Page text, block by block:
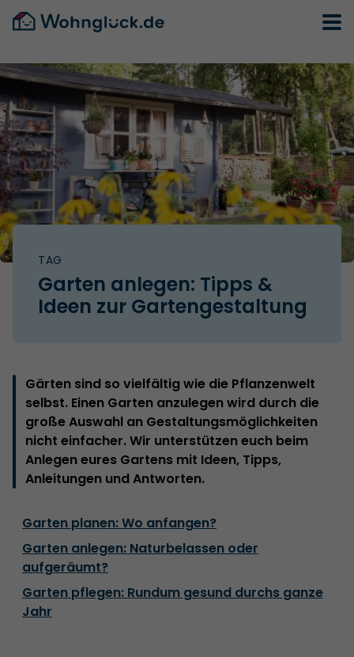
TAG
Garten anlegen: Tipps &
Ideen zur Gartengestaltung
Gärten sind so vielfältig wie die Pflanzenwelt
selbst. Einen Garten anzulegen wird durch die
große Auswahl an Gestaltungsmöglichkeiten
nicht einfacher. Wir unterstützen euch beim
Anlegen eures Gartens mit Ideen, Tipps,
Anleitungen und Antworten.
Garten planen: Wo anfangen?
Garten anlegen: Naturbelassen oder
aufgeräumt?
Garten pflegen: Rundum gesund durchs ganze
Jahr